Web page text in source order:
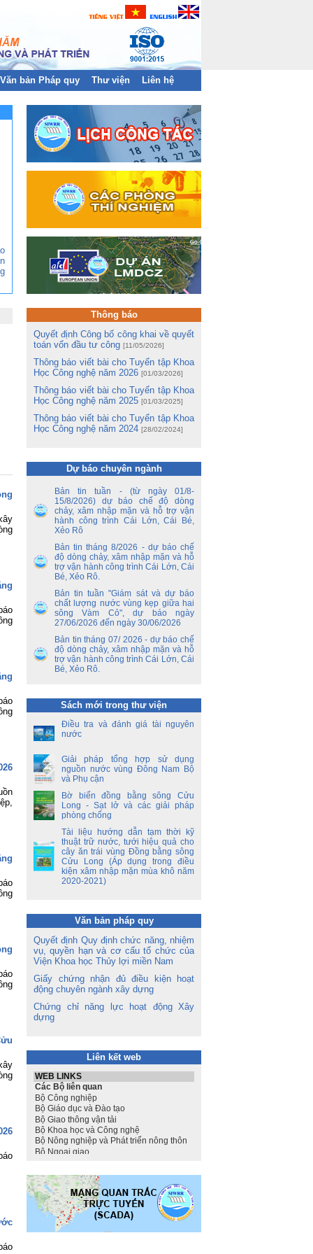
Văn bản Pháp quy Thư viện Liên hệ
Thông báo
Quyết định Công bố công khai về quyết
toán vốn đầu tư công [11/05/2026]
Thông báo viết bài cho Tuyển tập Khoa
Học Công nghệ năm 2026 [01/03/2026]
Thông báo viết bài cho Tuyển tập Khoa
Học Công nghệ năm 2025 [01/03/2025]
Thông báo viết bài cho Tuyển tập Khoa
Học Công nghệ năm 2024 [28/02/2024]
Dự báo chuyên ngành
Bản tin tuần - (từ ngày 01/8-
15/8/2026) dự báo chế độ dòng
chảy, xâm nhập mặn và hỗ trợ vận
hành công trình Cái Lớn, Cái Bé,
Xẻo Rô
Bản tin tháng 8/2026 - dự báo chế
độ dòng chảy, xâm nhập mặn và hỗ
trợ vận hành công trình Cái Lớn, Cái
Bé, Xẻo Rô.
Bản tin tuần "Giám sát và dự báo
chất lượng nước vùng kẹp giữa hai
sông Vàm Cỏ", dự báo ngày
27/06/2026 đến ngày 30/06/2026
Bản tin tháng 07/ 2026 - dự báo chế
độ dòng chảy, xâm nhập mặn và hỗ
trợ vận hành công trình Cái Lớn, Cái
Bé, Xẻo Rô.
Sách mới trong thư viện
Điều tra và đánh giá tài nguyên
nước
Giải pháp tổng hợp sử dụng
nguồn nước vùng Đông Nam Bộ
và Phụ cận
Bờ biển đồng bằng sông Cửu
Long - Sạt lở và các giải pháp
phòng chống
Tài liệu hướng dẫn tạm thời kỹ
thuật trữ nước, tưới hiệu quả cho
cây ăn trái vùng Đồng bằng sông
Cửu Long (Áp dụng trong điều
kiện xâm nhập mặn mùa khô năm
2020-2021)
Văn bản pháp quy
Quyết định Quy định chức năng, nhiệm
vụ, quyền hạn và cơ cấu tổ chức của
Viện Khoa học Thủy lợi miền Nam
Giấy chứng nhận đủ điều kiện hoạt
động chuyên ngành xây dựng
Chứng chỉ năng lực hoạt động Xây
dựng
Liên kết web